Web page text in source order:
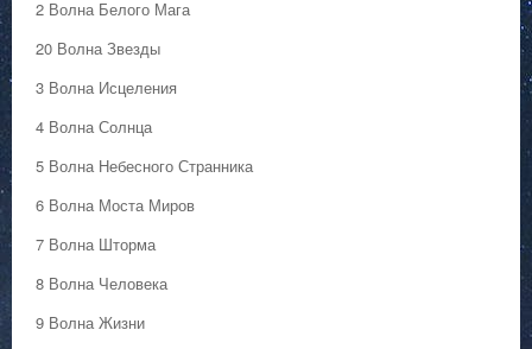
2 Волна Белого Мага
20 Волна Звезды
3 Волна Исцеления
4 Волна Солнца
5 Волна Небесного Странника
6 Волна Моста Миров
7 Волна Шторма
8 Волна Человека
9 Волна Жизни